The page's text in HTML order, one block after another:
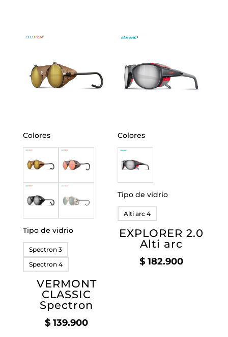
Colores
Tipo de vidrio
Spectron 3
Spectron 4
VERMONT
CLASSIC
Spectron
$ 139.900
Colores
Tipo de vidrio
Alti arc 4
EXPLORER 2.0
Alti arc
$ 182.900